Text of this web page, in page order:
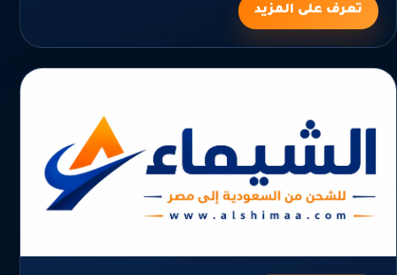
تعرف على المزيد